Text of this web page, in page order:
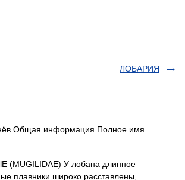
ЛОБАРИЯ
Общая информация Полное имя
У лобана длинное
плавники широко расставлены,